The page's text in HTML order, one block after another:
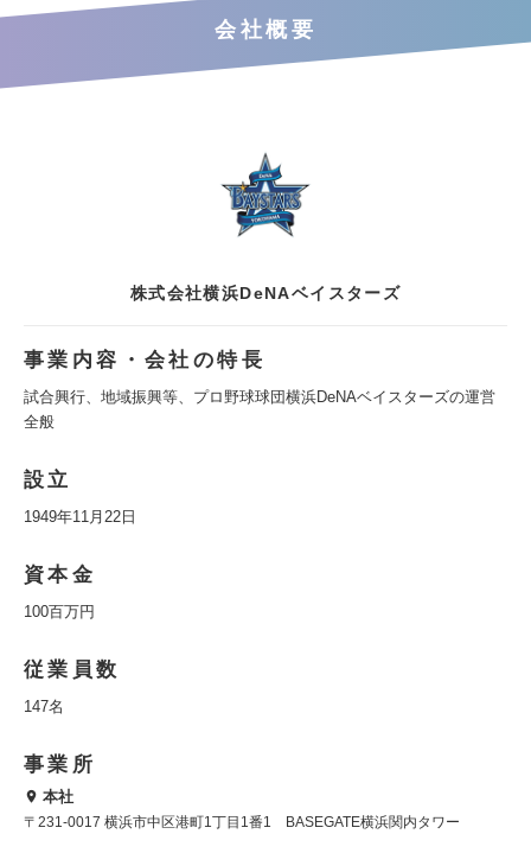
会社概要
株式会社横浜DeNAベイスターズ
事業内容・会社の特長
試合興行、地域振興等、プロ野球球団横浜DeNAベイスターズの運営
全般
設立
1949年11月22日
資本金
100百万円
従業員数
147名
事業所
本社
〒231-0017 横浜市中区港町1丁目1番1 BASEGATE横浜関内タワー